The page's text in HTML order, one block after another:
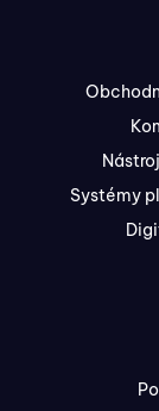
Systémy